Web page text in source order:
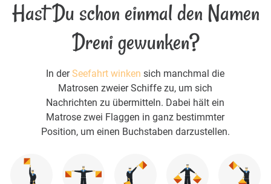
Hast Du schon einmal den Namen
Dreni gewunken?
In derSeefahrt winken sich manchmal die
Matrosen zweier Schiffe zu, um sich
Nachrichten zu übermitteln. Dabei hält ein
Matrose zwei Flaggen in ganz bestimmter
Position, um einen Buchstaben darzustellen.